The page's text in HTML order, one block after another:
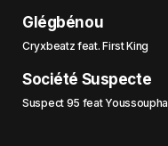
Glégbénou
Cryxbeatz feat. First King
Société Suspecte
Suspect 95 feat Youssoupha